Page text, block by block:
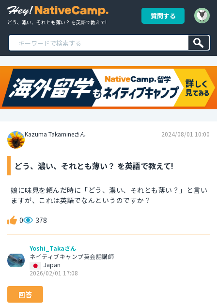
どう、濃い、それとも薄い？ を英語で教えて!
質問する
Kazuma Takamineさん 2024/08/01 10:00
どう、濃い、それとも薄い？ を英語で教えて!
娘に味見を頼んだ時に「どう、濃い、それとも薄い？」と言い
ますが、これは英語でなんというのですか？
0 378
Yoshi_Takaさん
ネイティブキャンプ英会話講師
Japan
2026/02/01 17:08
回答